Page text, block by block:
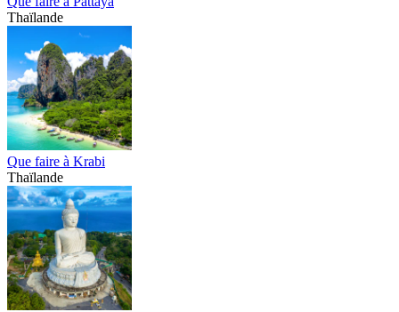
Thaïlande
Que faire à Krabi
Thaïlande